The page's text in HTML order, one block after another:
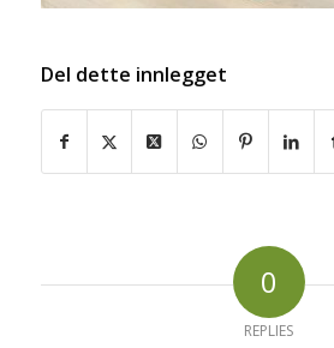
Del dette innlegget
0
REPLIES